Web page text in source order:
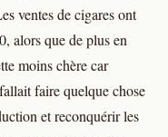
ventes de cigares ont
alors que de plus en
moins chère car
faire quelque chose
et reconquérir les